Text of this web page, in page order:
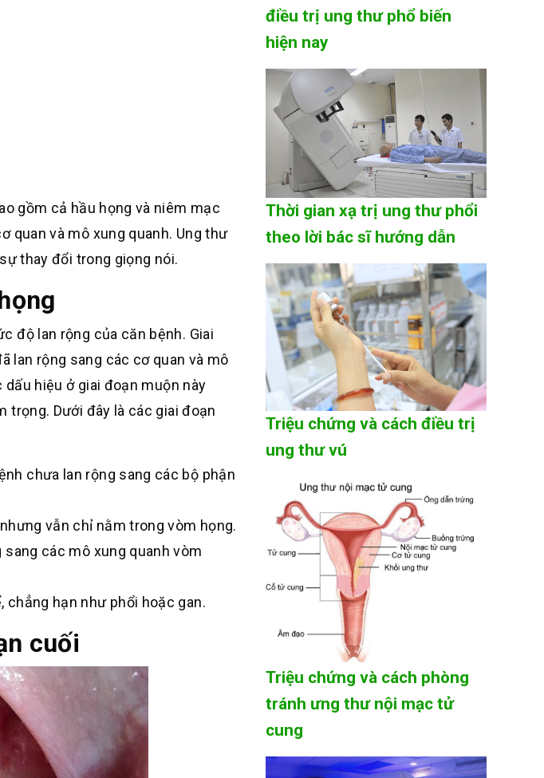
gồm cả hầu họng và niêm mạc
quan và mô xung quanh. Ung thư
thay đổi trong giọng nói.
độ lan rộng của căn bệnh. Giai
lan rộng sang các cơ quan và mô
hiệu ở giai đoạn muộn này
trọng. Dưới đây là các giai đoạn
chưa lan rộng sang các bộ phận
vẫn chỉ nằm trong vòm họng.
sang các mô xung quanh vòm
chẳng hạn như phổi hoặc gan.
cuối
điều trị ung thư phổ biến
hiện nay
Thời gian xạ trị ung thư phổi
theo lời bác sĩ hướng dẫn
Triệu chứng và cách điều trị
ung thư vú
Triệu chứng và cách phòng
tránh ưng thư nội mạc tử
cung